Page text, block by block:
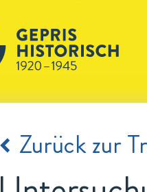
Zurück zur